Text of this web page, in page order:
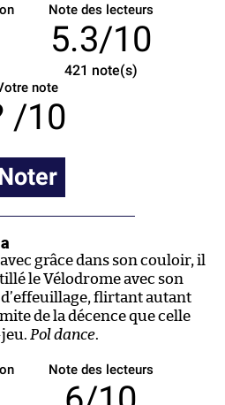
Note des lecteurs
5.3/10
421 note(s)
note
/10
grâce dans son couloir, il
le Vélodrome avec son
flirtant autant
de la décence que celle
Pol dance.
Note des lecteurs